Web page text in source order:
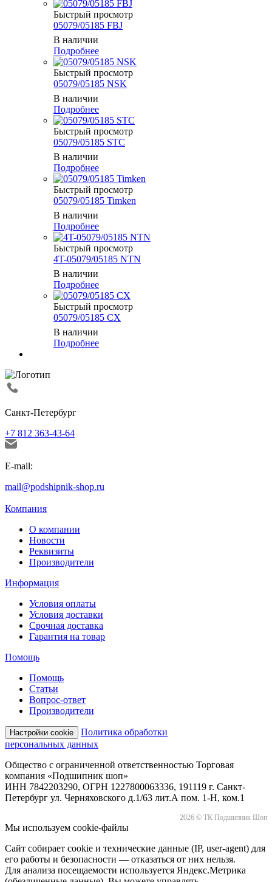
Быстрый просмотр
05079/05185 FBJ
В наличии
Подробнее
Быстрый просмотр
05079/05185 NSK
В наличии
Подробнее
Быстрый просмотр
05079/05185 STC
В наличии
Подробнее
Быстрый просмотр
05079/05185 Timken
В наличии
Подробнее
Быстрый просмотр
4T-05079/05185 NTN
В наличии
Подробнее
Быстрый просмотр
05079/05185 CX
В наличии
Подробнее
Санкт-Петербург
+7 812 363-43-64
E-mail:
mail@podshipnik-shop.ru
Компания
О компании
Новости
Реквизиты
Производители
Информация
Условия оплаты
Условия доставки
Срочная доставка
Гарантия на товар
Помощь
Помощь
Статьи
Вопрос-ответ
Производители
Настройки cookie
Политика обработки
персональных данных
Общество с ограниченной ответственностью Торговая
компания «Подшипник шоп»
ИНН 7842203290, ОГРН 1227800063336, 191119 г. Санкт-
Петербург ул. Черняховского д.1/63 лит.А пом. 1-Н, ком.1
2026 © ТК Подшипник Шоп
Мы используем cookie-файлы
Сайт собирает cookie и технические данные (IP, user-agent) для
его работы и безопасности — отказаться от них нельзя.
Для анализа посещаемости используется Яндекс.Метрика